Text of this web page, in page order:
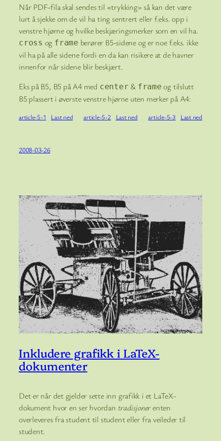
Når PDF-fila skal sendes til «trykking» så kan det være
lurt å sjekke om de vil ha ting sentrert eller f.eks. opp i
venstre hjørne og hvilke beskjæringsmerker som en vil ha.
cross og frame berører B5-sidene og er noe f.eks. ikke
vil ha på alle sidene fordi en da kan risikere at de havner
innenfor når sidene blir beskjært.
Eks på B5, B5 på A4 med center & frame og tilslutt
B5 plassert i øverste venstre hjørne uten merker på A4:
article-5-1 Last ned article-5-2 Last ned article-5-3 Last ned
2008-03-26
Inkludere grafikk i LaTeX-
dokumenter
Det er når det gjelder sette inn grafikk i et LaTeX-
dokument hvor en ser hvordan tradisjonerenten
overleveres fra student til student eller fra veileder til
student.